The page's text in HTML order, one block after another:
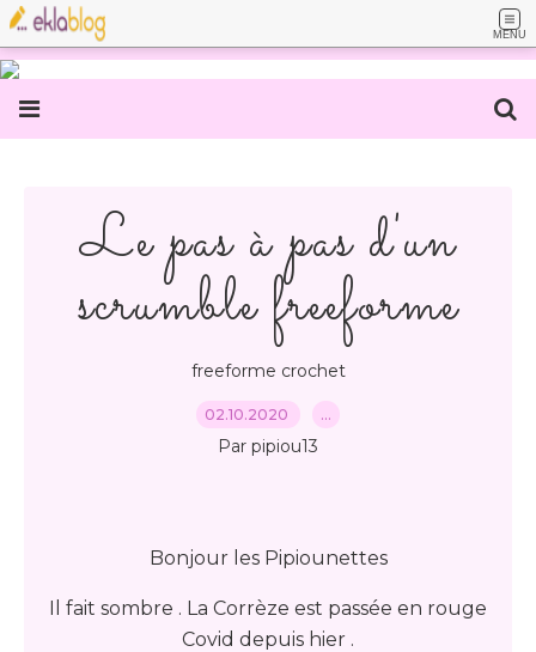
MENU
Le pas à pas d'un
scrumble freeforme
freeforme crochet
02.10.2020 …
Par pipiou13
Bonjour les Pipiounettes
Il fait sombre . La Corrèze est passée en rouge
Covid depuis hier .